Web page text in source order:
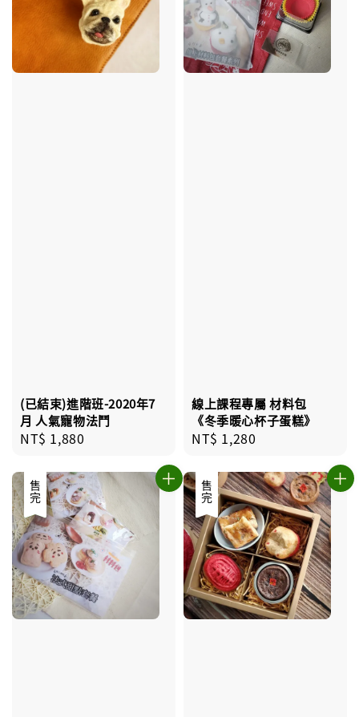
(已結束)進階班-2020年7
月 人氣寵物法鬥
Regular
NT$ 1,880
線上課程專屬 材料包
《冬季暖心杯子蛋糕》
Regular
NT$ 1,280
優惠
售完 售完